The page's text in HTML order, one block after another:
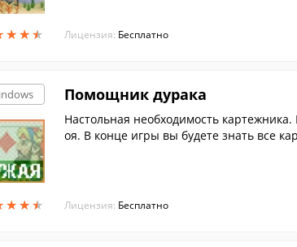
★★★
★★★ Лицензия: Бесплатно
★★★
★★★
Помощник дурака
Настольная необходимость
оя. В конце игры вы будете знать все
Лицензия: Бесплатно